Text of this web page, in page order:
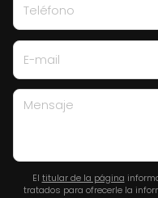
Teléfono
E-mail
Mensaje
El titular de la página
tratados para ofrecerle la